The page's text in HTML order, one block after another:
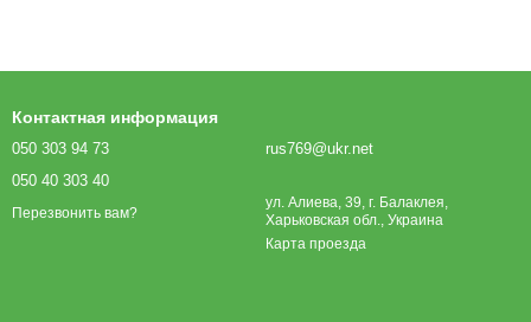
Контактная информация
050 303 94 73
050 40 303 40
Перезвонить вам?
rus769@ukr.net
ул. Алиева, 39, г. Балаклея,
Харьковская обл., Украина
Карта проезда